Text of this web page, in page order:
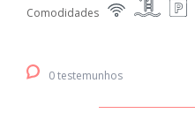
Comodidades
0 testemunhos